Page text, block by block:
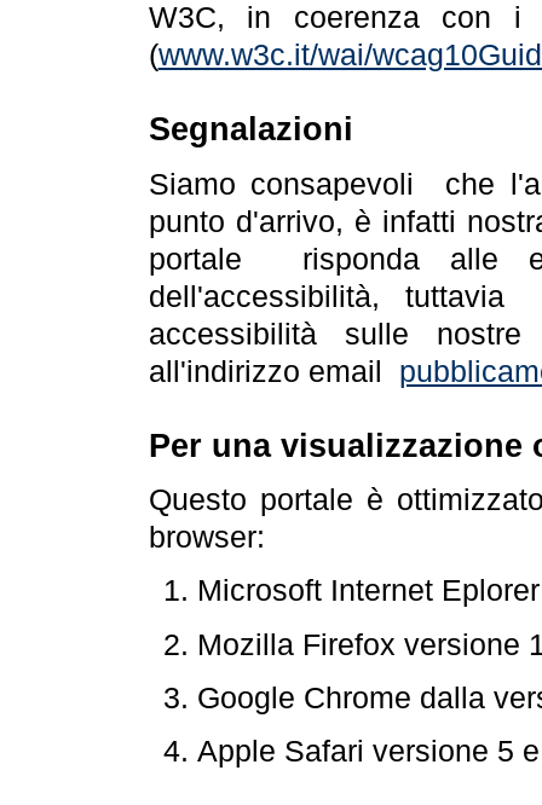
W3C, in coerenza con i
(www.w3c.it/wai/
Segnalazioni
Siamo consapevoli che
punto d'arrivo, è infatti
portale risponda alle
dell'accessibilità,
accessibilità sulle
all'indirizzo email
Per una visualizzazione
Questo portale è
browser:
Microsoft Internet
Mozilla Firefox versione
Google Chrome dalla
Apple Safari versione 5